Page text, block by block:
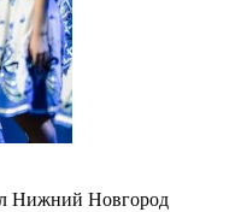
Нижний Новгород